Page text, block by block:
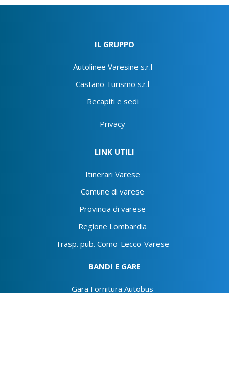
IL GRUPPO
Autolinee Varesine s.r.l
Castano Turismo s.r.l
Recapiti e sedi
Privacy
LINK UTILI
Itinerari Varese
Comune di varese
Provincia di varese
Regione Lombardia
Trasp. pub. Como-Lecco-Varese
BANDI E GARE
Gara Fornitura Autobus